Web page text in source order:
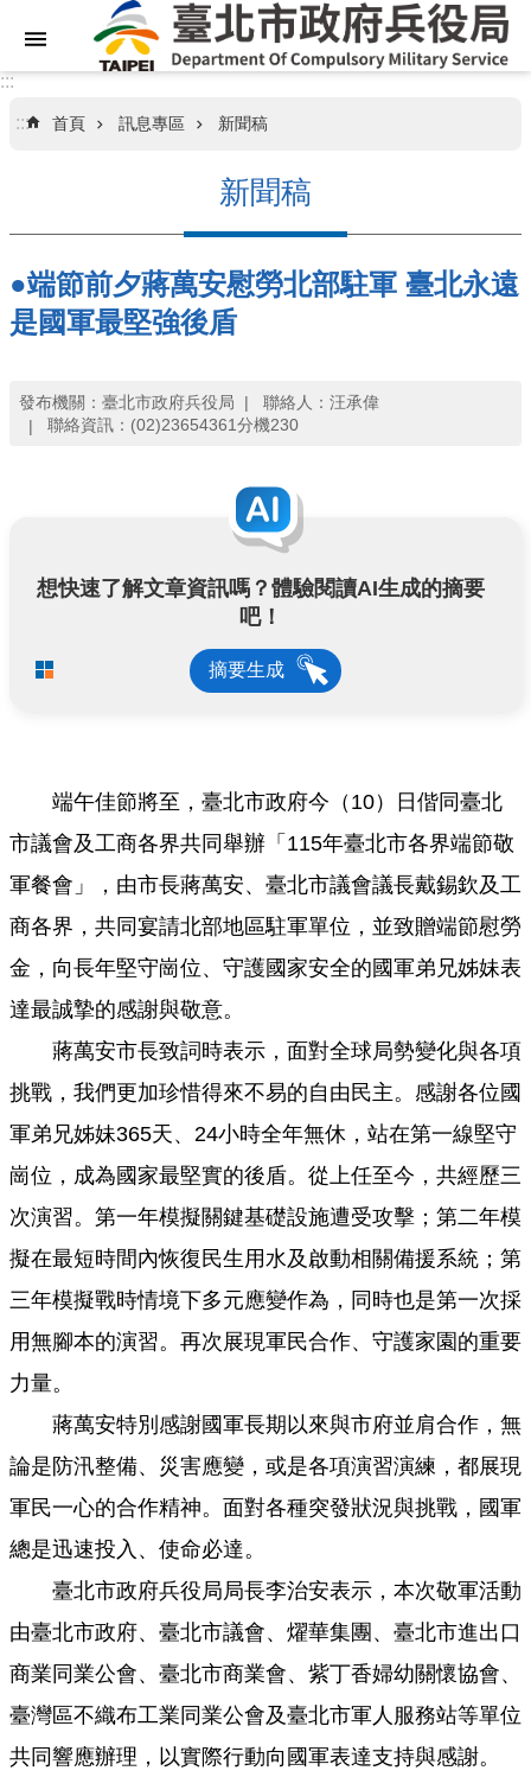
跳到主要內容區塊
業
務
資
法
定
算
書
網
覽
首
頁
臺
市
政
府
陳
系
統
問
答
雙
詞
:::
::: 首頁 訊息專區 新聞稿
新聞稿
●端節前夕蔣萬安慰勞北部駐軍 臺北永遠
是國軍最堅強後盾
發布機關：臺北市政府兵役局
聯絡人：汪承偉
聯絡資訊：(02)23654361分機230
想快速了解文章資訊嗎？體驗閱讀AI生成的摘要
吧！
摘要生成
端午佳節將至，臺北市政府今（10）日偕同臺北
市議會及工商各界共同舉辦「115年臺北市各界端節敬
軍餐會」，由市長蔣萬安、臺北市議會議長戴錫欽及工
商各界，共同宴請北部地區駐軍單位，並致贈端節慰勞
金，向長年堅守崗位、守護國家安全的國軍弟兄姊妹表
達最誠摯的感謝與敬意。
蔣萬安市長致詞時表示，面對全球局勢變化與各項
挑戰，我們更加珍惜得來不易的自由民主。感謝各位國
軍弟兄姊妹365天、24小時全年無休，站在第一線堅守
崗位，成為國家最堅實的後盾。從上任至今，共經歷三
次演習。第一年模擬關鍵基礎設施遭受攻擊；第二年模
擬在最短時間內恢復民生用水及啟動相關備援系統；第
三年模擬戰時情境下多元應變作為，同時也是第一次採
用無腳本的演習。再次展現軍民合作、守護家園的重要
力量。
蔣萬安特別感謝國軍長期以來與市府並肩合作，無
論是防汛整備、災害應變，或是各項演習演練，都展現
軍民一心的合作精神。面對各種突發狀況與挑戰，國軍
總是迅速投入、使命必達。
臺北市政府兵役局局長李治安表示，本次敬軍活動
由臺北市政府、臺北市議會、燿華集團、臺北市進出口
商業同業公會、臺北市商業會、紫丁香婦幼關懷協會、
臺灣區不織布工業同業公會及臺北市軍人服務站等單位
共同響應辦理，以實際行動向國軍表達支持與感謝。